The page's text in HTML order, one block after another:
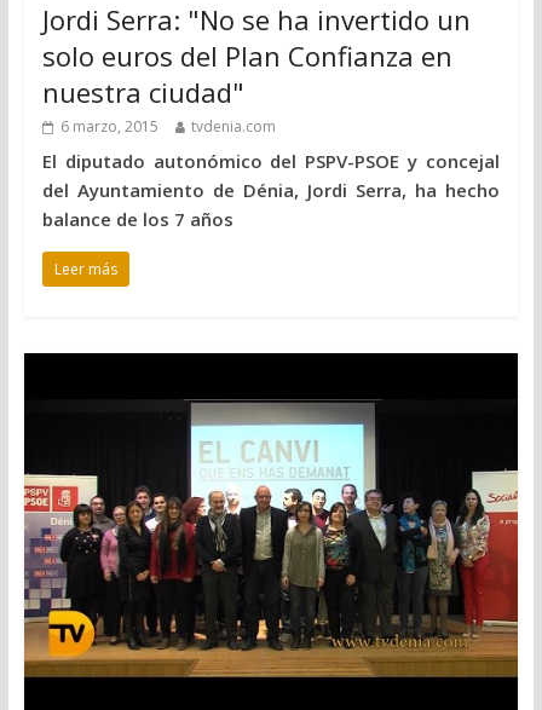
Jordi Serra: "No se ha invertido un
solo euros del Plan Confianza en
nuestra ciudad"
6 marzo, 2015 tvdenia.com
El diputado autonómico del PSPV-PSOE y concejal
del Ayuntamiento de Dénia, Jordi Serra, ha hecho
balance de los 7 años
Leer más